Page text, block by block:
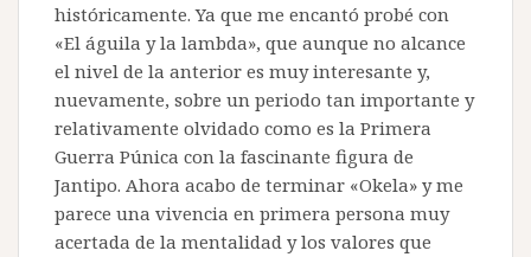
históricamente. Ya que me encantó probé con
«El águila y la lambda», que aunque no alcance
el nivel de la anterior es muy interesante y,
nuevamente, sobre un periodo tan importante y
relativamente olvidado como es la Primera
Guerra Púnica con la fascinante figura de
Jantipo. Ahora acabo de terminar «Okela» y me
parece una vivencia en primera persona muy
acertada de la mentalidad y los valores que